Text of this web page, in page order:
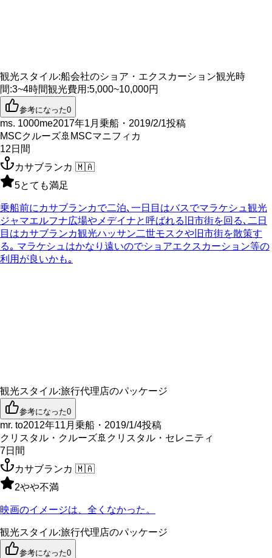
観光スタイル:船会社のショア・エクスカーション観光時
間:3~4時間観光費用 :5,000~10,000円
参考になった0
ms. 1000me2017年1月乗船・2019/2/1投稿
MSCクルーズ🚢 MSCマニフィカ
12 日間
カサブランカ 🇲🇦
5とても満足
乗船前にカサブランカで二泊､一日目はバスでマラケシュ観光
ジャマエルフナ広場やメデイナと呼ばれる旧市街を回る､二日
目はカサブランカ観光ハッサン二世モスクや旧市街を散策す
る｡ マラケシュはかなり遠いのでショアエクスカーション等の
利用が良いかも｡
観光スタイル:旅行代理店のパッケージ
参考になった0
mr. to2012年11月乗船・2019/1/4投稿
クリスタル・クルーズ🚢 クリスタル・セレニティ
7日間
カサブランカ 🇲🇦
2やや不満
映画のイメージは、全くなかった。
観光スタイル:旅行代理店のパッケージ
参考になった0